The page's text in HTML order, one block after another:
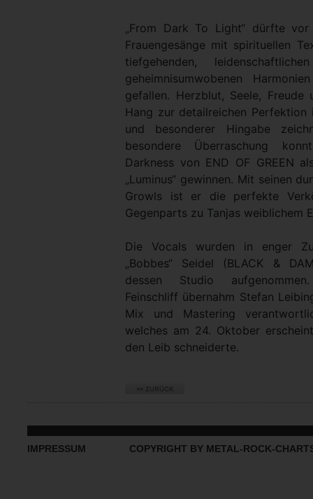
„From Dark To Light“ dürfte
Frauengesänge mit spirituellen
tiefgehenden,
geheimnisumwobenen
gefallen. Herzblut, Seele,
Hang zur detailreichen
und besonderer Hingabe
besondere Überraschung
Darkness von END OF GREEN
„Luminus“ gewinnen. Mit seinen
Growls ist er die perfekte
Gegenparts zu Tanjas weiblichem
Die Vocals wurden in enger
„Bobbes“ Seidel (BLACK &
dessen Studio
Feinschliff übernahm Stefan
Mix und Mastering
welches am 24. Oktober
den Leib schneiderte.
IMPRESSUM COPYRIGHT BY METAL-ROCK-